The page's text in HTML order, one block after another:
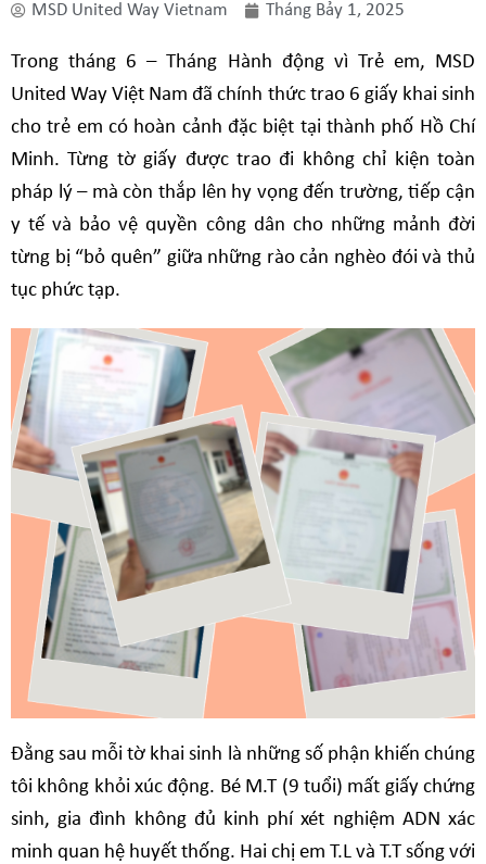
MSD United Way Vietnam Tháng Bảy 1, 2025
Trong tháng 6 – Tháng Hành động vì Trẻ em, MSD
United Way Việt Nam đã chính thức trao 6 giấy khai sinh
cho trẻ em có hoàn cảnh đặc biệt tại thành phố Hồ Chí
Minh. Từng tờ giấy được trao đi không chỉ kiện toàn
pháp lý – mà còn thắp lên hy vọng đến trường, tiếp cận
y tế và bảo vệ quyền công dân cho những mảnh đời
từng bị “bỏ quên” giữa những rào cản nghèo đói và thủ
tục phức tạp.
Đằng sau mỗi tờ khai sinh là những số phận khiến chúng
tôi không khỏi xúc động. Bé M.T (9 tuổi) mất giấy chứng
sinh, gia đình không đủ kinh phí xét nghiệm ADN xác
minh quan hệ huyết thống. Hai chị em T.L và T.T sống với